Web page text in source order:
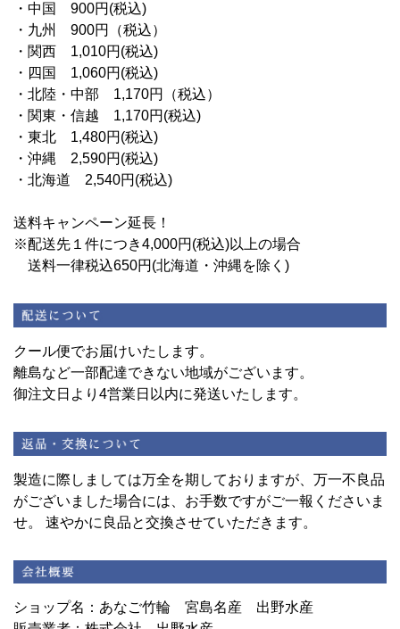
・中国 900円(税込)
・九州 900円（税込）
・関西 1,010円(税込)
・四国 1,060円(税込)
・北陸・中部 1,170円（税込）
・関東・信越 1,170円(税込)
・東北 1,480円(税込)
・沖縄 2,590円(税込)
・北海道 2,540円(税込)
送料キャンペーン延長！
※配送先１件につき4,000円(税込)以上の場合
送料一律税込650円(北海道・沖縄を除く)
クール便でお届けいたします。
離島など一部配達できない地域がございます。
御注文日より4営業日以内に発送いたします。
製造に際しましては万全を期しておりますが、万一不良品
がございました場合には、お手数ですがご一報くださいま
せ。 速やかに良品と交換させていただきます。
ショップ名：あなご竹輪 宮島名産 出野水産